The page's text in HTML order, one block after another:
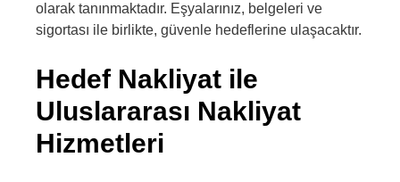
olarak tanınmaktadır. Eşyalarınız, belgeleri ve
sigortası ile birlikte, güvenle hedeflerine ulaşacaktır.
Hedef Nakliyat ile
Uluslararası Nakliyat
Hizmetleri